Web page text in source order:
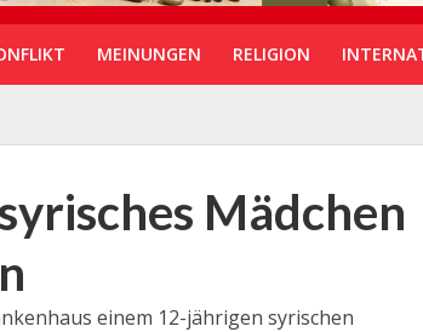
MEINUNGEN RELIGION
Mädchen
einem 12-jährigen syrischen